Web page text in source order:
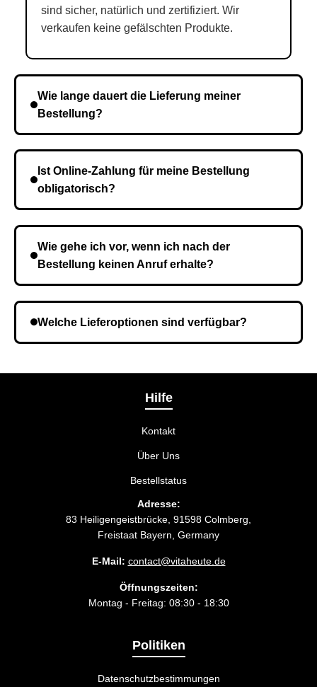
sind sicher, natürlich und zertifiziert. Wir
verkaufen keine gefälschten Produkte.
Wie lange dauert die Lieferung meiner
Bestellung?
Kurierdienst und die Zeit hängt davon ab.
Ist Online-Zahlung für meine Bestellung
obligatorisch?
Wie gehe ich vor, wenn ich nach der
Bestellung keinen Anruf erhalte?
und wiederholen Sie gegebenenfalls die Bestellung.
Welche Lieferoptionen sind verfügbar?
Liefermethode wählen, die am besten zu Ihnen
Hilfe
Kontakt
Über Uns
Bestellstatus
Adresse:
83 Heiligengeistbrücke, 91598 Colmberg,
Freistaat Bayern, Germany
E-Mail: contact@vitaheute.de
Öffnungszeiten:
Montag - Freitag: 08:30 - 18:30
Politiken
Datenschutzbestimmungen